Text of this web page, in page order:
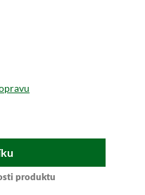
produktu